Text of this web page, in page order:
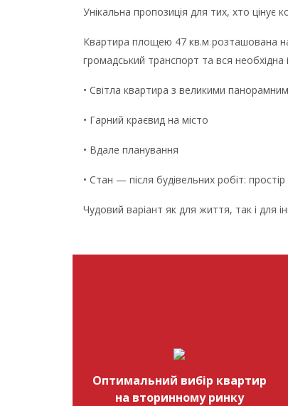
Унікальна пропозиція для тих, хто цінує
Квартира площею 47 кв.м розташована
громадський транспорт та вся необхідна
• Світла квартира з великими
• Гарний краєвид на місто
• Вдале планування
• Стан — після будівельних робіт:
Чудовий варіант як для життя, так і для
Оптимальний вибір квартир
на вторинному ринку